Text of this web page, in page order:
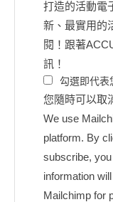
打造的活動電
新、最實用的
閱！跟著
訊！
勾選即代表
您隨時可以取
We use
platform. By
subscribe,
information
Mailchimp for